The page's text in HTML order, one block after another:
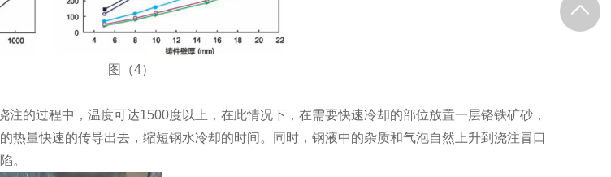
（4）
的过程中，温度可达1500度以上，在此情况下，在需要快速冷却的部位放置一层铬铁矿砂，
热量快速的传导出去，缩短钢水冷却的时间。同时，钢液中的杂质和气泡自然上升到浇注冒口
。